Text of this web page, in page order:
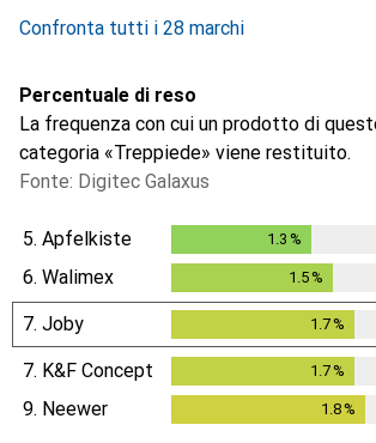
Confronta tutti i 28 marchi
Percentuale di reso
La frequenza con cui un prodotto di
categoria «Treppiede» viene restituito.
Fonte: Digitec Galaxus
5. Apfelkiste 1.3 %
6. Walimex 1.5 %
7. Joby 1.7 %
7. K&F Concept 1.7 %
9. Neewer 1.8 %